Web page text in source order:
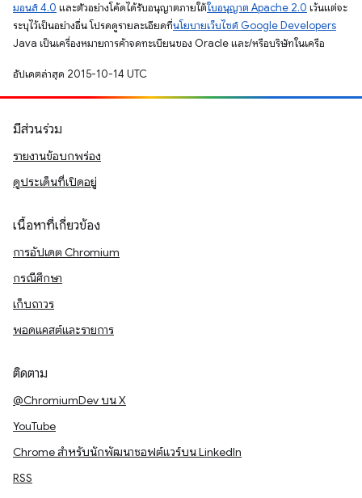
มอนส์ 4.0 และตัวอย่างโค้ดได้รับอนุญาตภายใต้ใบอนุญาต Apache 2.0 เว้นแต่จะ
ระบุไว้เป็นอย่างอื่น โปรดดูรายละเอียดที่นโยบายเว็บไซต์ Google Developers
Java เป็นเครื่องหมายการค้าจดทะเบียนของ Oracle และ/หรือบริษัทในเครือ
อัปเดตล่าสุด 2015-10-14 UTC
มีส่วนร่วม
รายงานข้อบกพร่อง
ดูประเด็นที่เปิดอยู่
เนื้อหาที่เกี่ยวข้อง
การอัปเดต Chromium
กรณีศึกษา
เก็บถาวร
พอดแคสต์และรายการ
ติดตาม
@ChromiumDev บน X
YouTube
Chrome สำหรับนักพัฒนาซอฟต์แวร์บน LinkedIn
RSS